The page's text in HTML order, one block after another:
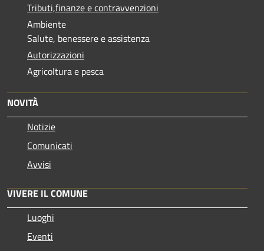
Tributi,finanze e contravvenzioni
Ambiente
Salute, benessere e assistenza
Autorizzazioni
Agricoltura e pesca
NOVITÀ
Notizie
Comunicati
Avvisi
VIVERE IL COMUNE
Luoghi
Eventi